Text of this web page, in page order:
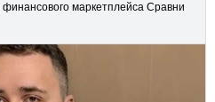
маркетплейса Сравни